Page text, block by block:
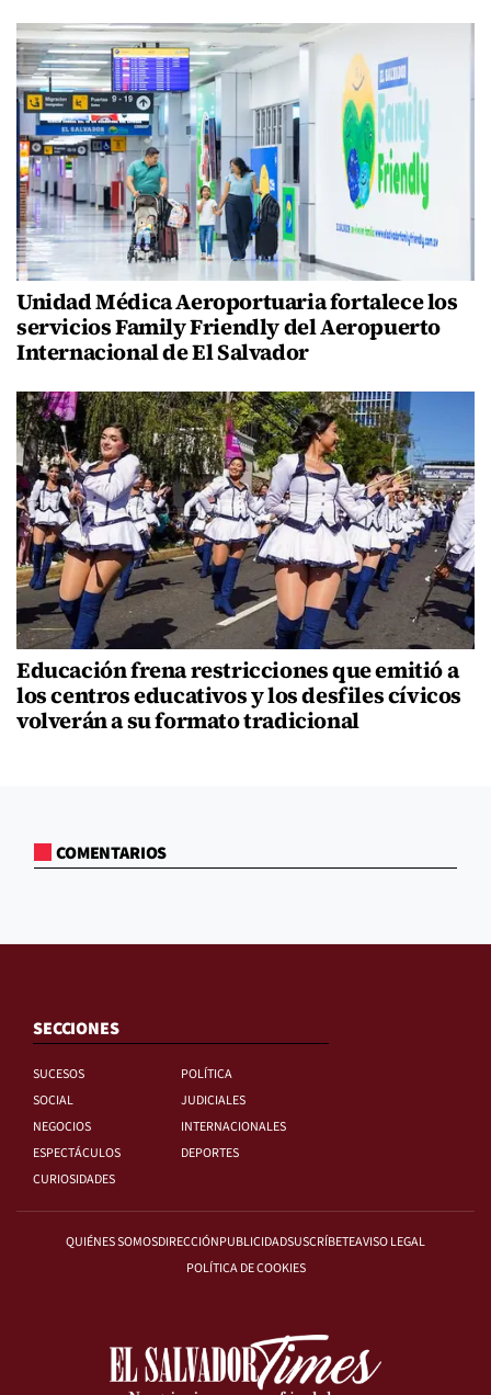
Unidad Médica Aeroportuaria fortalece los
servicios Family Friendly del Aeropuerto
Internacional de El Salvador
Educación frena restricciones que emitió a
los centros educativos y los desfiles cívicos
volverán a su formato tradicional
COMENTARIOS
SECCIONES
SUCESOS
POLÍTICA
SOCIAL
JUDICIALES
NEGOCIOS
INTERNACIONALES
ESPECTÁCULOS
DEPORTES
CURIOSIDADES
QUIÉNES SOMOSDIRECCIÓNPUBLICIDADSUSCRÍBETEAVISO LEGAL
POLÍTICA DE COOKIES